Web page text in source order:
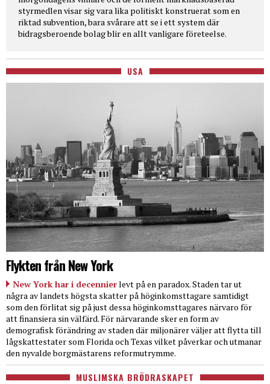
styrmedlen visar sig vara lika politiskt konstruerat som en
riktad subvention, bara svårare att se i ett system där
bidragsberoende bolag blir en allt vanligare företeelse.
USA
Flykten från New York
New York har i decennierlevt på en paradox. Staden tar ut
några av landets högsta skatter på höginkomsttagare samtidigt
som den förlitat sig på just dessa höginkomsttagares närvaro för
att finansiera sin välfärd. För närvarande sker en form av
demografisk förändring av staden där miljonärer väljer att flytta till
lågskattestater som Florida och Texas vilket påverkar och utmanar
den nyvalde borgmästarens reformutrymme.
MUSLIMSKA BRÖDRASKAPET